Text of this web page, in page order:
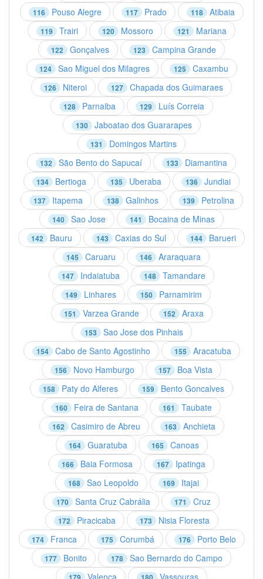
116 Pouso Alegre 117 Prado 118 Atibaia
119 Trairi 120 Mossoro 121 Mariana
122 Gonçalves 123 Campina Grande
124 Sao Miguel dos Milagres 125 Caxambu
126 Niteroi 127 Chapada dos Guimaraes
128 Parnaiba 129 Luís Correia
130 Jaboatao dos Guararapes
131 Domingos Martins
132 São Bento do Sapucaí 133 Diamantina
134 Bertioga 135 Uberaba 136 Jundiai
137 Itapema 138 Galinhos 139 Petrolina
140 Sao Jose 141 Bocaina de Minas
142 Bauru 143 Caxias do Sul 144 Barueri
145 Caruaru 146 Araraquara
147 Indaiatuba 148 Tamandare
149 Linhares 150 Parnamirim
151 Varzea Grande 152 Araxa
153 Sao Jose dos Pinhais
154 Cabo de Santo Agostinho 155 Aracatuba
156 Novo Hamburgo 157 Boa Vista
158 Paty do Alferes 159 Bento Goncalves
160 Feira de Santana 161 Taubate
162 Casimiro de Abreu 163 Anchieta
164 Guaratuba 165 Canoas
166 Baia Formosa 167 Ipatinga
168 Sao Leopoldo 169 Itajai
170 Santa Cruz Cabrália 171 Cruz
172 Piracicaba 173 Nisia Floresta
174 Franca 175 Corumbá 176 Porto Belo
177 Bonito 178 Sao Bernardo do Campo
Valença Vassouras